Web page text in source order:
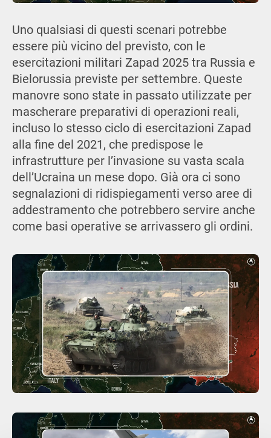
Uno qualsiasi di questi scenari potrebbe
essere più vicino del previsto, con le
esercitazioni militari Zapad 2025 tra Russia e
Bielorussia previste per settembre. Queste
manovre sono state in passato utilizzate per
mascherare preparativi di operazioni reali,
incluso lo stesso ciclo di esercitazioni Zapad
alla fine del 2021, che predispose le
infrastrutture per l’invasione su vasta scala
dell’Ucraina un mese dopo. Già ora ci sono
segnalazioni di ridispiegamenti verso aree di
addestramento che potrebbero servire anche
come basi operative se arrivassero gli ordini.